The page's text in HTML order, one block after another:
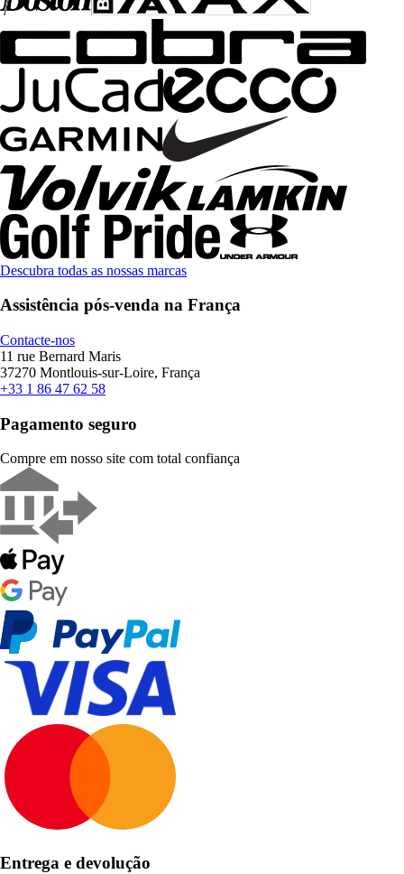
Descubra todas as nossas marcas
Assistência pós-venda na França
Contacte-nos
11 rue Bernard Maris
37270 Montlouis-sur-Loire, França
+33 1 86 47 62 58
Pagamento seguro
Compre em nosso site com total confiança
Entrega e devolução